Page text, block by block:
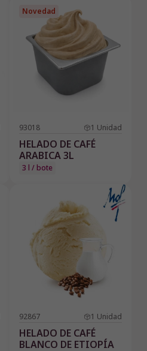
Novedad
93018 1 Unidad
HELADO DE CAFÉ
ARABICA 3L
3 l / bote
92867 1 Unidad
HELADO DE CAFÉ
BLANCO DE ETIOPÍA